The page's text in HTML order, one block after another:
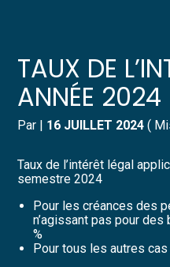
Gérer votre quotidien
Piloter votre entreprise
Développer votre
Construire votre
Structurer votre
Suivre votre comptabilité
Gérer vos ressources
Dématérialiser vos
TAUX DE
ANNÉE 2024
Par | 16 JUILLET 2024 (
Taux de l’intérêt légal
semestre 2024
Pour les créances des
n’agissant pas pour
%
Pour tous les autres cas